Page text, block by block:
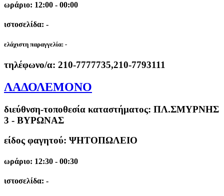
ωράριο: 12:00 - 00:00
ιστοσελίδα: -
ελάχιστη παραγγελία: -
τηλέφωνο/α: 210-7777735,210-7793111
ΛΑΔΟΛΕΜΟΝΟ
διεύθνση-τοποθεσία καταστήματος: ΠΛ.ΣΜΥΡΝΗΣ
3 - ΒΥΡΩΝΑΣ
είδος φαγητού: ΨΗΤΟΠΩΛΕΙΟ
ωράριο: 12:30 - 00:30
ιστοσελίδα: -